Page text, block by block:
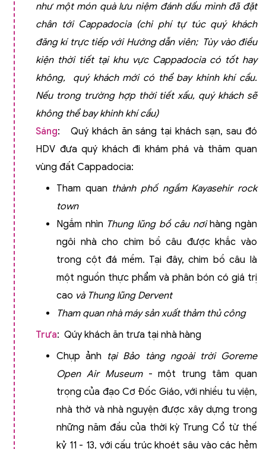
như một món quà lưu niệm đánh dấu mình đã đặt
chân tới Cappadocia (chi phí tự túc quý khách
đăng kí trực tiếp với Hướng dẫn viên; Tùy vào điều
kiện thời tiết tại khu vực Cappadocia có tốt hay
không, quý khách mới có thể bay khinh khí cầu.
Nếu trong trường hợp thời tiết xấu, quý khách sẽ
không thể bay khinh khí cầu)
Sáng: Quý khách ăn sáng tại khách sạn, sau đó
HDV đưa quý khách đi khám phá và thăm quan
vùng đất Cappadocia:
Tham quan thành phố ngầm Kayasehir rock
town
Ngắm nhìn Thung lũng bồ câu nơihàng ngàn
ngôi nhà cho chim bồ câu được khắc vào
trong cột đá mềm. Tại đây, chim bồ câu là
một nguồn thực phẩm và phân bón có giá trị
cao và Thung lũng Dervent
Tham quan nhà máy sản xuất thảm thủ công
Trưa: Qúy khách ăn trưa tại nhà hàng
Chụp ảnh tại Bảo tàng ngoài trời Goreme
Open Air Museum - một trung tâm quan
trọng của đạo Cơ Đốc Giáo, với nhiều tu viện,
nhà thờ và nhà nguyện được xây dựng trong
những năm đầu của thời kỳ Trung Cổ từ thế
kỷ 11 - 13, với cấu trúc khoét sâu vào các hẻm